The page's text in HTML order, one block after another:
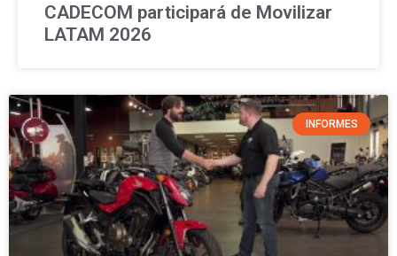
CADECOM participará de Movilizar
LATAM 2026
INFORMES